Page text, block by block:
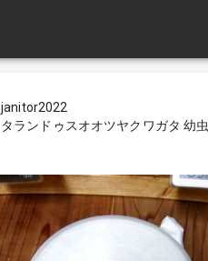
janitor2022
タランドゥスオオツヤクワガタ 幼虫